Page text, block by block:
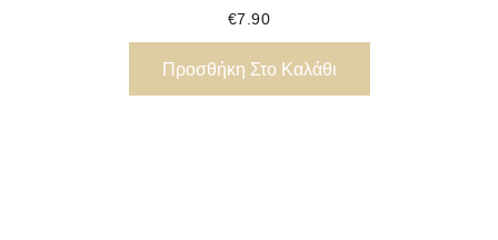
€7.90
Προσθήκη Στο Καλάθι